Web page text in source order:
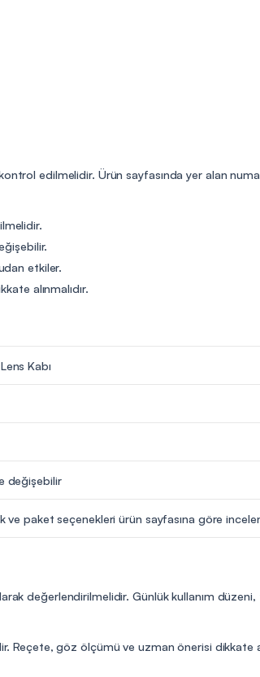
edilmelidir. Ürün sayfasında yer alan
etkiler.
alınmalıdır.
Kabı
değişebilir
ve paket seçenekleri ürün sayfasına göre
değerlendirilmelidir. Günlük kullanım
Reçete, göz ölçümü ve uzman önerisi dikkate